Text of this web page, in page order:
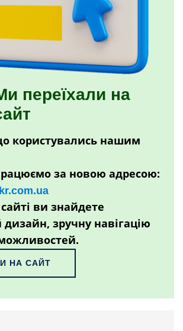
переїхали на
користувались нашим
за новою адресою:
ви знайдете
зручну навігацію
НА САЙТ